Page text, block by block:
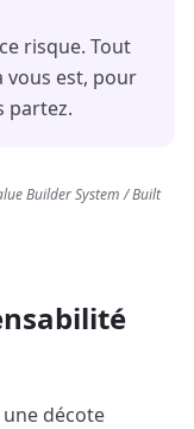
risque. Tout
vous est, pour
partez.
Builder System / Built
décote